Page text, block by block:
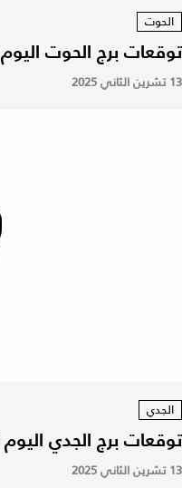
الحوت
توقعات برج الحوت اليوم 13/11/2025
13 تشرين الثاني 2025
الجدي
توقعات برج الجدي اليوم 13/11/2025
13 تشرين الثاني 2025